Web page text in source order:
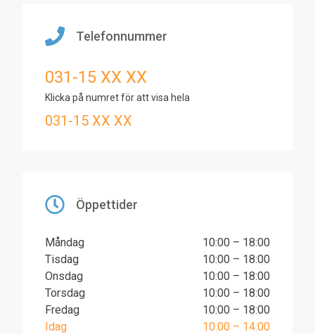
Telefonnummer
031-15 XX XX
Klicka på numret för att visa hela
031-15 XX XX
Öppettider
Måndag
10:00 – 18:00
Tisdag
10:00 – 18:00
Onsdag
10:00 – 18:00
Torsdag
10:00 – 18:00
Fredag
10:00 – 18:00
Idag
10:00 – 14:00